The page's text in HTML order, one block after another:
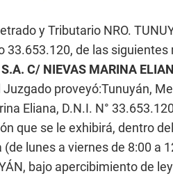
y Tributario NRO.
33.653.120, de las siguientes
C/ NIEVAS MARINA
Juzgado proveyó:Tunuyán,
Eliana, D.N.I. N°
que se le exhibirá, dentro
lunes a viernes de 8:00 a
bajo apercibimiento de